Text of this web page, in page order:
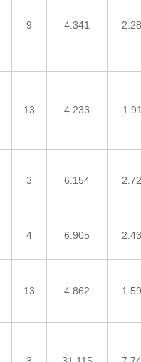
9 4.341
13 4.233
3 6.154
4 6.905
13 4.862